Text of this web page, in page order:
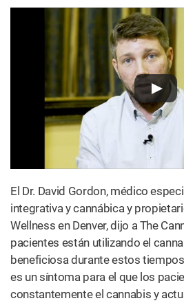
El Dr. David Gordon, médico
integrativa y cannábica y
Wellness en Denver, dijo a The
pacientes están utilizando el
beneficiosa durante estos
es un síntoma para el que los
constantemente el cannabis y